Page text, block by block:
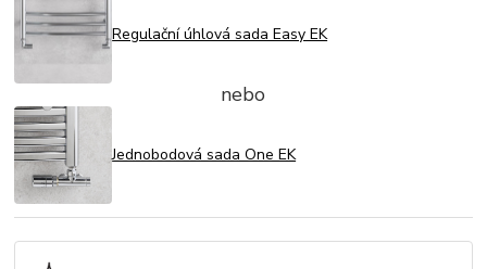
Regulační úhlová sada Easy EK
nebo
Jednobodová sada One EK